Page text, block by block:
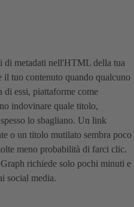
di metadati nell'HTML della tua
il tuo contenuto quando qualcuno
di essi, piattaforme come
indovinare quale titolo,
lo sbagliano. Un link
o un titolo mutilato sembra poco
meno probabilità di farci clic.
richiede solo pochi minuti e
social media.